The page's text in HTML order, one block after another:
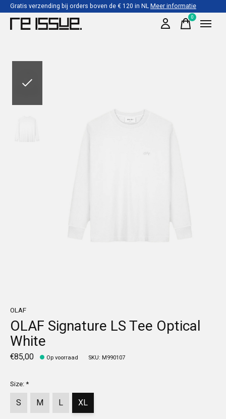
Gratis verzending bij orders boven de € 120 in NLMeer informatie
0items
OLAF
OLAF Signature LS Tee Optical
White
€85,00 Op voorraad SKU: M990107
Size:*
S M L XL